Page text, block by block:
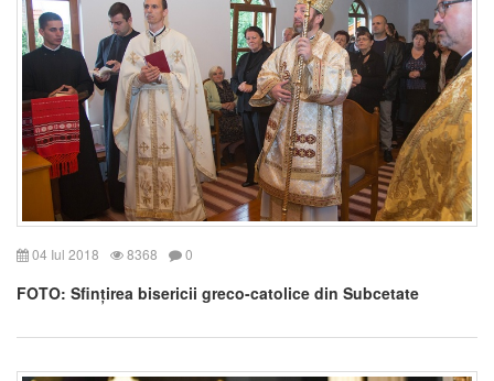
04 Iul 2018 8368 0
FOTO: Sfințirea bisericii greco-catolice din Subcetate